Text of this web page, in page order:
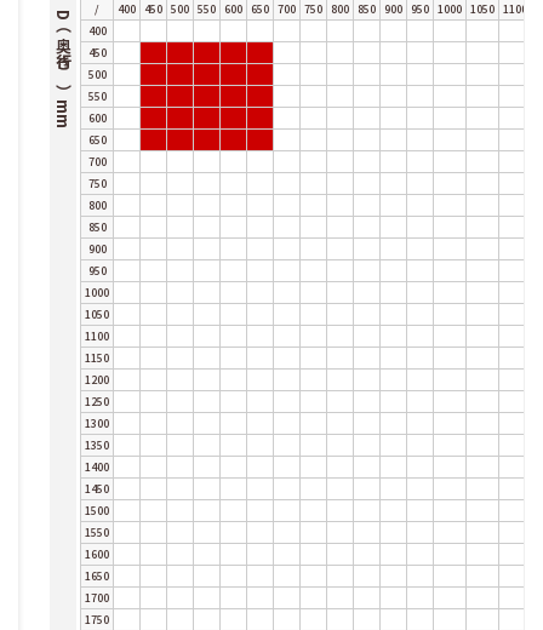
D（奥行き）mm
/ 400 450 500 550 600 650 700 750 800 850 900 950 1000 1050 1100
400
450
500
550
600
650
700
750
800
850
900
950
1000
1050
1100
1150
1200
1250
1300
1350
1400
1450
1500
1550
1600
1650
1700
1750